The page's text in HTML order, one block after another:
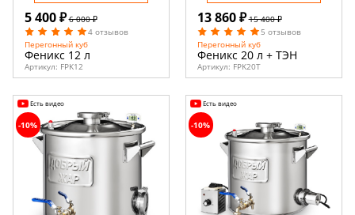
5 400 ₽ 6 000 ₽
4 отзывов
Перегонный куб
Феникс 12 л
Артикул: FPK12
13 860 ₽ 15 400 ₽
5 отзывов
Перегонный куб
Феникс 20 л + ТЭН
Артикул: FPK20T
Есть видео
-10%
Есть видео
-10%